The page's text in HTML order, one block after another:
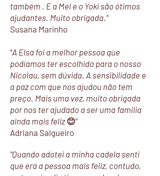
também . E a Mel e o Yoki são ótimos
ajudantes. Muito obrigada."
Susana Marinho
"A Elsa foi a melhor pessoa que
podíamos ter escolhido para o nosso
Nicolau, sem dúvida. A sensibilidade e
a paz com que nos ajudou não tem
preço. Mais uma vez, muito obrigada
por nos ter ajudado a ser uma família
ainda mais feliz😊"
Adriana Salgueiro
"Quando adotei a minha cadela senti
que era a pessoa mais feliz, contudo,